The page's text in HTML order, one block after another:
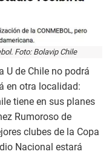
Foto: Bolavip Chile
U de Chile no podrá
en otra localidad:
tiene en sus planes
Rumoroso de
clubes de la Copa
Nacional estará